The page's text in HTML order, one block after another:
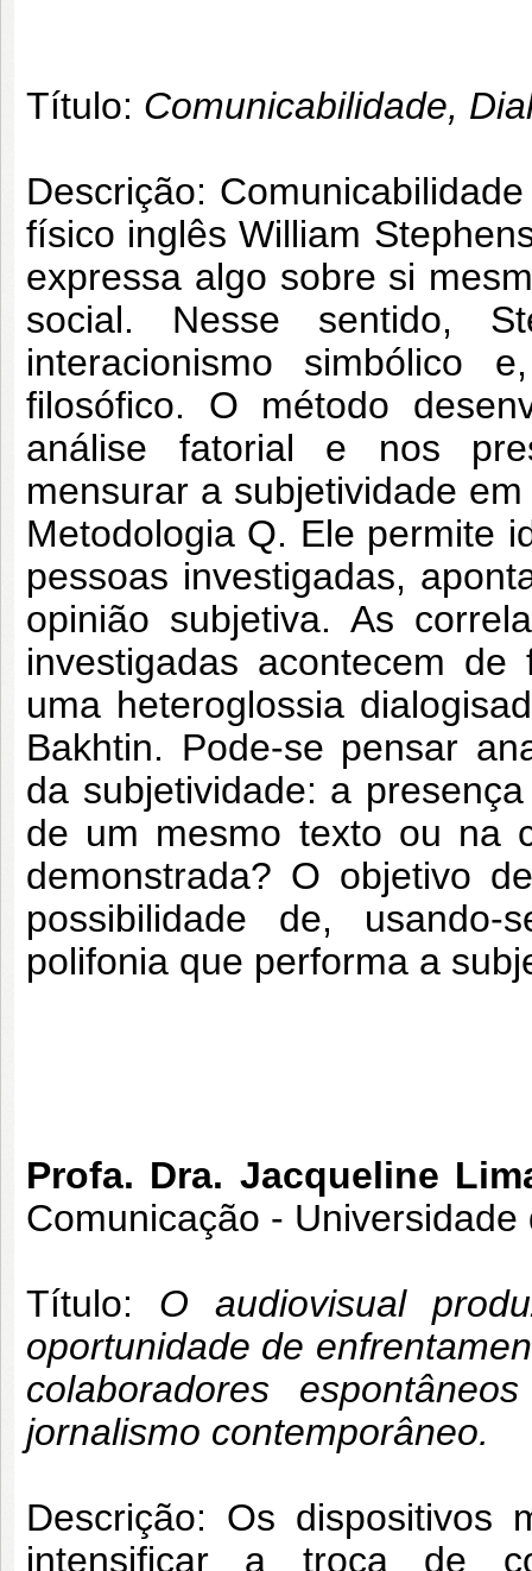
Título: Comunicabilidade,
Descrição:
físico inglês William
expressa algo sobre si
social. Nesse sentido,
interacionismo simbólico
filosófico. O método
análise fatorial e nos
mensurar a subjetividade
Metodologia Q. Ele permite
pessoas investigadas,
opinião subjetiva. As
investigadas acontecem
uma heteroglossia
Bakhtin. Pode-se pensar
da subjetividade: a
de um mesmo texto ou na
demonstrada? O objetivo
possibilidade de,
polifonia que performa a
Profa. Dra. Jacqueline
Comunicação -
Título: O audiovisual
oportunidade de
colaboradores
jornalismo contemporâneo.
Descrição: Os dispositivos
intensificar a troca de